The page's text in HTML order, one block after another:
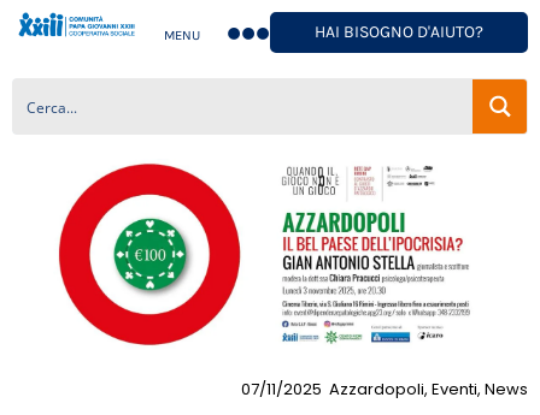
MENU HAI BISOGNO D'AIUTO?
07/11/2025 Azzardopoli, Eventi, News